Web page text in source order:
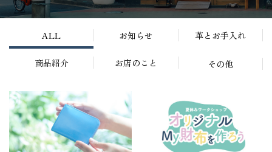
person マイアカウント favorite お気に入りを見る
shopping_cart カートの中身
新着商品
コンテンツ
ALL お知らせ 革とお手入れ
商品紹介 お店のこと その他